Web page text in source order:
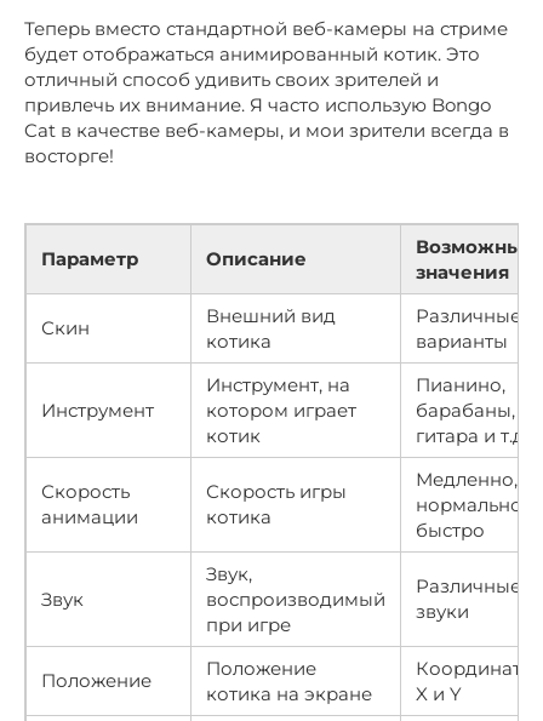
Теперь вместо стандартной веб-камеры на стриме
будет отображаться анимированный котик. Это
отличный способ удивить своих зрителей и
привлечь их внимание. Я часто использую Bongo
Cat в качестве веб-камеры, и мои зрители всегда в
восторге!
Параметр Описание
Возможные
значения
Скин
Внешний вид
котика
Различные
варианты
Инструмент
Инструмент, на
котором играет
котик
Пианино,
барабаны,
гитара и т.д.
Скорость
анимации
Скорость игры
котика
Медленно,
нормально,
быстро
Звук
Звук,
воспроизводимый
при игре
Различные
звуки
Положение
Положение
котика на экране
Координаты
X и Y